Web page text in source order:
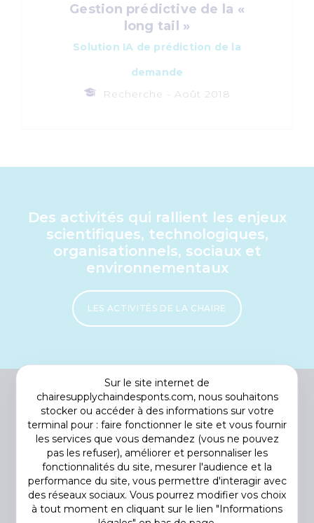
Gestion prédictive de la «
long tail »
Solution IA de prédiction de la
demande
Recherche - Août 2018
Des activités qui rallient les enjeux
scientifiques, technologiques,
organisationnels, sociaux et
environnementaux
LES ACTIVITÉS DE LA CHAIRE
Sur le site internet de
chairesupplychaindesponts.com, nous souhaitons
stocker ou accéder à des informations sur votre
terminal pour : faire fonctionner le site et vous fournir
les services que vous demandez (vous ne pouvez
pas les refuser), améliorer et personnaliser les
fonctionnalités du site, mesurer l'audience et la
performance du site, vous permettre d'interagir avec
des réseaux sociaux. Vous pourrez modifier vos choix
à tout moment en cliquant sur le lien "Informations
Footer
menu
COOKIES
DÉCLARATION DE CONFIDENTIALITÉ